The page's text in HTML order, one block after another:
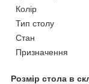
Колір
Тип столу
Стан
Призначення
Розмір стола в